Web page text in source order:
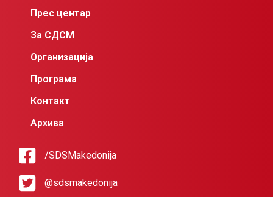
Прес центар
За СДСМ
Организација
Програма
Контакт
Архива
/SDSMakedonija
@sdsmakedonija